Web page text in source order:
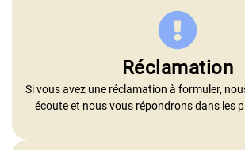
Réclamation
Si vous avez une réclamation à formuler,
écoute et nous vous répondrons dans les